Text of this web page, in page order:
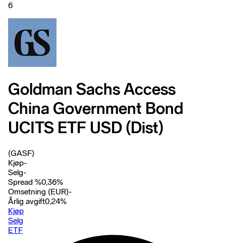
6
Goldman Sachs Access
China Government Bond
UCITS ETF USD (Dist)
(GASF)
Kjøp-
Selg-
Spread %0,36%
Omsetning (EUR)-
Årlig avgift0,24%
Kjøp
Selg
ETF